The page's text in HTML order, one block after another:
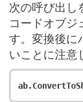
次の呼び出し
コードオブジ
す。変換後に
いことに注意